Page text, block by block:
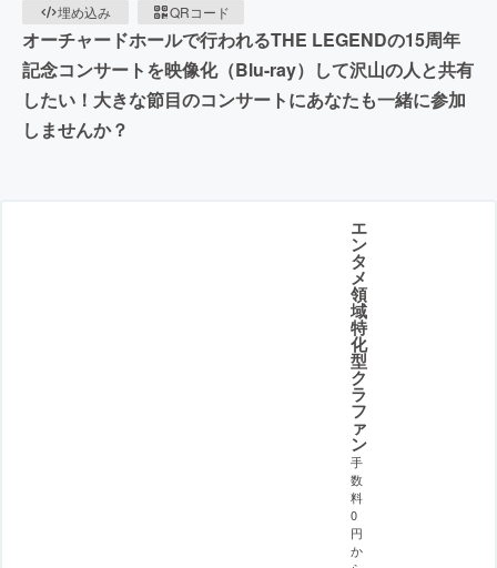
埋め込み
QRコード
オーチャードホールで行われるTHE LEGENDの15周年
記念コンサートを映像化（Blu-ray）して沢山の人と共有
したい！大きな節目のコンサートにあなたも一緒に参加
しませんか？
エ
ン
タ
メ
領
域
特
化
型
ク
ラ
フ
ァ
ン
手
数
料
0
円
か